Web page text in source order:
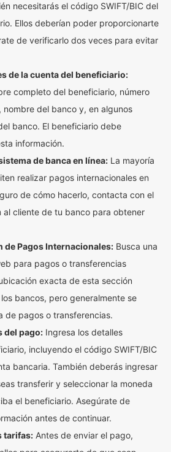
necesitarás el código SWIFT/BIC del
Ellos deberían poder proporcionarte
de verificarlo dos veces para evitar
de la cuenta del beneficiario:
completo del beneficiario, número
del banco y, en algunos
banco. El beneficiario debe
información.
de banca en línea: La mayoría
realizar pagos internacionales en
de cómo hacerlo, contacta con el
al cliente de tu banco para obtener
de Pagos Internacionales: Busca una
para pagos o transferencias
exacta de esta sección
bancos, pero generalmente se
de pagos o transferencias.
del pago: Ingresa los detalles
incluyendo el código SWIFT/BIC
bancaria. También deberás ingresar
transferir y seleccionar la moneda
el beneficiario. Asegúrate de
antes de continuar.
tarifas: Antes de enviar el pago,